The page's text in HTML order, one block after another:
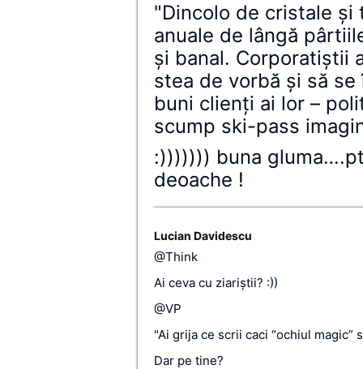
"Dincolo de cristale
anuale de lângă
şi banal. Corporatiştii
stea de vorbă şi să
buni clienţi ai lor –
scump ski-pass
:))))))) buna
deoache !
Lucian Davidescu
@Think
Ai ceva cu ziariştii? :))
@VP
"Ai grija ce scrii caci “ochiul
Dar pe tine?